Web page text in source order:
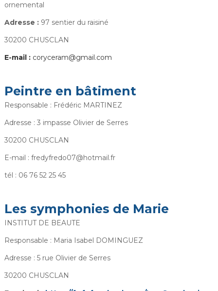
ornemental
Adresse :97 sentier du raisiné
30200 CHUSCLAN
E-mail : coryceram@gmail.com
Peintre en bâtiment
Responsable : Frédéric MARTINEZ
Adresse : 3 impasse Olivier de Serres
30200 CHUSCLAN
E-mail : fredyfredo07@hotmail.fr
tél : 06 76 52 25 45
Les symphonies de Marie
INSTITUT DE BEAUTE
Responsable : Maria Isabel DOMINGUEZ
Adresse : 5 rue Olivier de Serres
30200 CHUSCLAN